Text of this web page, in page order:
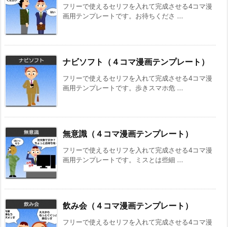
フリーで使えるセリフを入れて完成させる4コマ漫
画用テンプレートです。お待ちくださ ...
ナビソフト（４コマ漫画テンプレート）
フリーで使えるセリフを入れて完成させる4コマ漫
画用テンプレートです。歩きスマホ危 ...
無意識（４コマ漫画テンプレート）
フリーで使えるセリフを入れて完成させる4コマ漫
画用テンプレートです。ミスとは些細 ...
飲み会（４コマ漫画テンプレート）
フリーで使えるセリフを入れて完成させる4コマ漫